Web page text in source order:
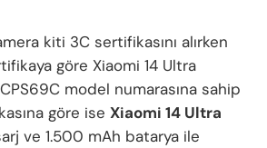
kiti 3C sertifikasını alırken
göre Xiaomi 14 Ultra
model numarasına sahip
göre ise Xiaomi 14 Ultra
ve 1.500 mAh batarya ile